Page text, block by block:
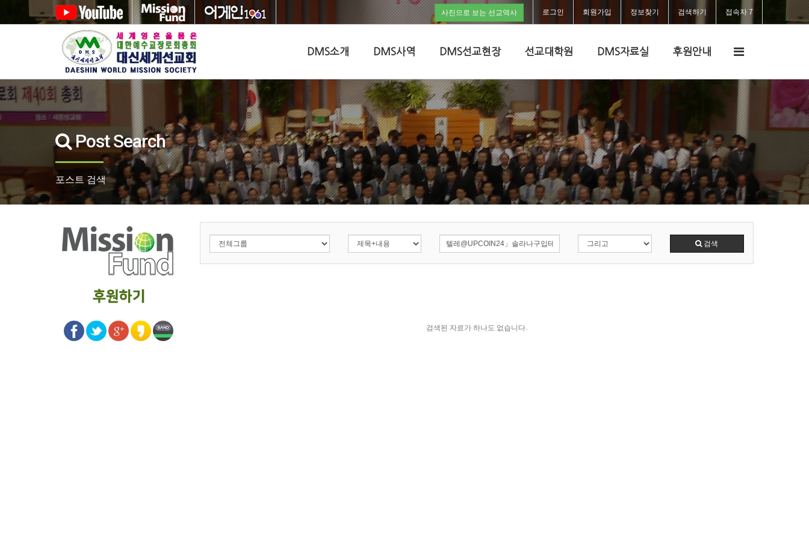
사진으로 보는 선교역사 로그인 회원가입 정보찾기 검색하기 접속자 7
DMS소개 DMS사역 DMS선교현장 선교대학원 DMS자료실 후원안내
전
메
뉴
Post Search
포스트 검색
검색
검색된 자료가 하나도 없습니다.